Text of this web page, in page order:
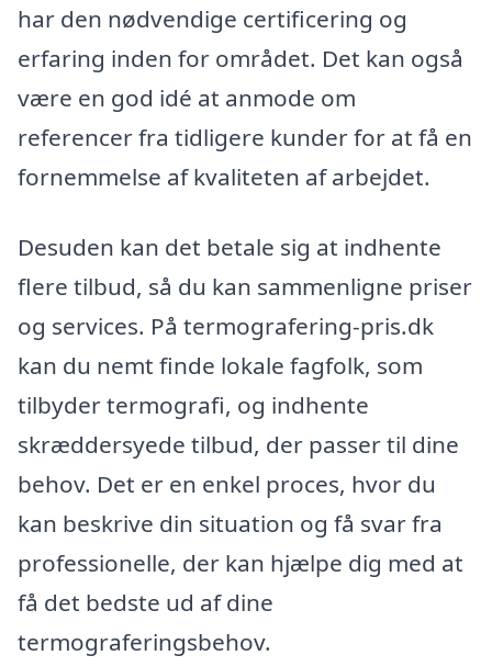
har den nødvendige certificering og
erfaring inden for området. Det kan også
være en god idé at anmode om
referencer fra tidligere kunder for at få en
fornemmelse af kvaliteten af arbejdet.
Desuden kan det betale sig at indhente
flere tilbud, så du kan sammenligne priser
og services. På termografering-pris.dk
kan du nemt finde lokale fagfolk, som
tilbyder termografi, og indhente
skræddersyede tilbud, der passer til dine
behov. Det er en enkel proces, hvor du
kan beskrive din situation og få svar fra
professionelle, der kan hjælpe dig med at
få det bedste ud af dine
termograferingsbehov.